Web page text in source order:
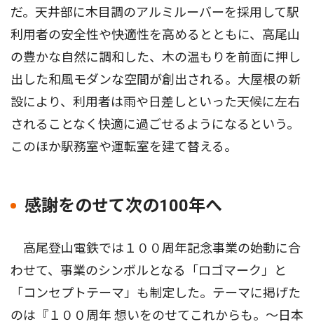
だ。天井部に木目調のアルミルーバーを採用して駅
利用者の安全性や快適性を高めるとともに、高尾山
の豊かな自然に調和した、木の温もりを前面に押し
出した和風モダンな空間が創出される。大屋根の新
設により、利用者は雨や日差しといった天候に左右
されることなく快適に過ごせるようになるという。
このほか駅務室や運転室を建て替える。
感謝をのせて次の100年へ
高尾登山電鉄では１００周年記念事業の始動に合
わせて、事業のシンボルとなる「ロゴマーク」と
「コンセプトテーマ」も制定した。テーマに掲げた
のは『１００周年 想いをのせてこれからも。〜日本